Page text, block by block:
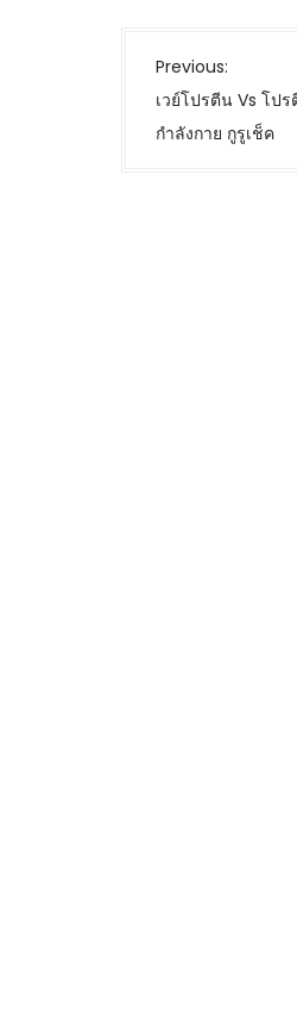
P
o
s
Previous:
เวย์โปรตีน Vs โป
กำลังกาย กูรูเช็ค